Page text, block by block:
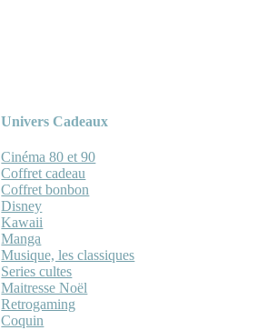
Univers Cadeaux
Cinéma 80 et 90
Coffret cadeau
Coffret bonbon
Disney
Kawaii
Manga
Musique, les classiques
Series cultes
Maitresse Noël
Retrogaming
Coquin